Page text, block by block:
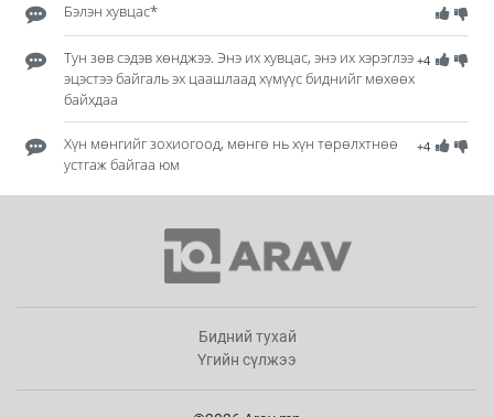
Бэлэн хувцас*
+4
Тун зөв сэдэв хөнджээ. Энэ их хувцас, энэ их хэрэглээ
эцэстээ байгаль эх цаашлаад хүмүүс биднийг мөхөөх
байхдаа
+4
Хүн мөнгийг зохиогоод, мөнгө нь хүн төрөлхтнөө
устгаж байгаа юм
Бидний тухай
Үгийн сүлжээ